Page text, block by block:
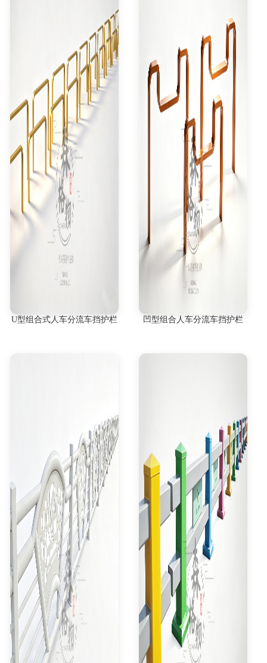
U型组合式人车分流车挡护栏 凹型组合人车分流车挡护栏